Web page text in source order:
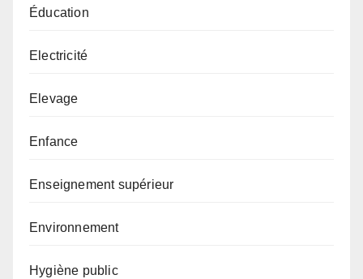
Éducation
Electricité
Elevage
Enfance
Enseignement supérieur
Environnement
Hygiène public